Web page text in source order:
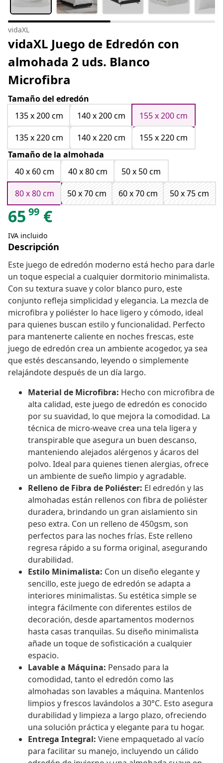
vidaXL
vidaXL Juego de Edredón con
almohada 2 uds. Blanco
Microfibra
Tamaño del edredón
135 x 200 cm
140 x 200 cm
155 x 200 cm
135 x 220 cm
140 x 220 cm
155 x 220 cm
Tamaño de la almohada
40 x 60 cm
40 x 80 cm
50 x 50 cm
80 x 80 cm
50 x 70 cm 60 x 70 cm 50 x 75 cm
65 99 €
IVA incluido
Descripción
Este juego de edredón moderno está hecho para darle
un toque especial a cualquier dormitorio minimalista.
Con su textura suave y color blanco puro, este
conjunto refleja simplicidad y elegancia. La mezcla de
microfibra y poliéster lo hace ligero y cómodo, ideal
para quienes buscan estilo y funcionalidad. Perfecto
para mantenerte caliente en noches frescas, este
juego de edredón crea un ambiente acogedor, ya sea
que estés descansando, leyendo o simplemente
relajándote después de un día largo.
Material de Microfibra: Hecho con microfibra de
alta calidad, este juego de edredón es conocido
por su suavidad, lo que mejora la comodidad. La
técnica de micro-weave crea una tela ligera y
transpirable que asegura un buen descanso,
manteniendo alejados alérgenos y ácaros del
polvo. Ideal para quienes tienen alergias, ofrece
un ambiente de sueño limpio y agradable.
Relleno de Fibra de Poliéster: El edredón y las
almohadas están rellenos con fibra de poliéster
duradera, brindando un gran aislamiento sin
peso extra. Con un relleno de 450gsm, son
perfectos para las noches frías. Este relleno
regresa rápido a su forma original, asegurando
durabilidad.
Estilo Minimalista: Con un diseño elegante y
sencillo, este juego de edredón se adapta a
interiores minimalistas. Su estética simple se
integra fácilmente con diferentes estilos de
decoración, desde apartamentos modernos
hasta casas tranquilas. Su diseño minimalista
añade un toque de sofisticación a cualquier
espacio.
Lavable a Máquina: Pensado para la
comodidad, tanto el edredón como las
almohadas son lavables a máquina. Mantenlos
limpios y frescos lavándolos a 30°C. Esto asegura
durabilidad y limpieza a largo plazo, ofreciendo
una solución práctica y elegante para tu hogar.
Entrega Integral: Viene empaquetado al vacío
para facilitar su manejo, incluyendo un cálido